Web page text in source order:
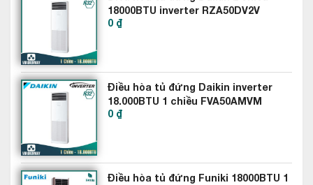
18000BTU inverter RZA50DV2V
FVA50AMVM
0 ₫
Điều hòa tủ đứng Daikin inverter
18.000BTU 1 chiều FVA50AMVM
RZF50CV2V
0 ₫
Điều hòa tủ đứng Funiki 18000BTU 1